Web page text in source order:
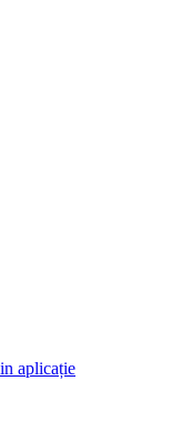
aplicație